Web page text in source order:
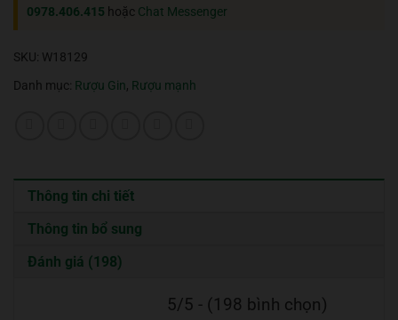
0978.406.415 hoặc Chat Messenger
SKU: W18129
Danh mục: Rượu Gin, Rượu mạnh
Thông tin chi tiết
Thông tin bổ sung
Đánh giá (198)
5/5 - (198 bình chọn)